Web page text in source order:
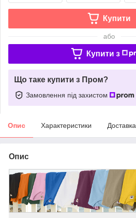
Купити
або
Купити з
Що таке купити з Пром?
Замовлення під захистом
Опис Характеристики Доставка
Опис